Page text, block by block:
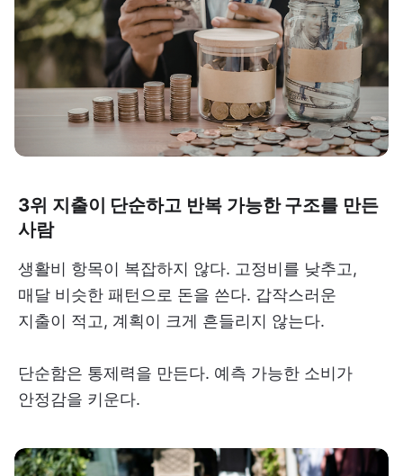
3위 지출이 단순하고 반복 가능한 구조를 만든
사람
생활비 항목이 복잡하지 않다. 고정비를 낮추고,
매달 비슷한 패턴으로 돈을 쓴다. 갑작스러운
지출이 적고, 계획이 크게 흔들리지 않는다.
단순함은 통제력을 만든다. 예측 가능한 소비가
안정감을 키운다.